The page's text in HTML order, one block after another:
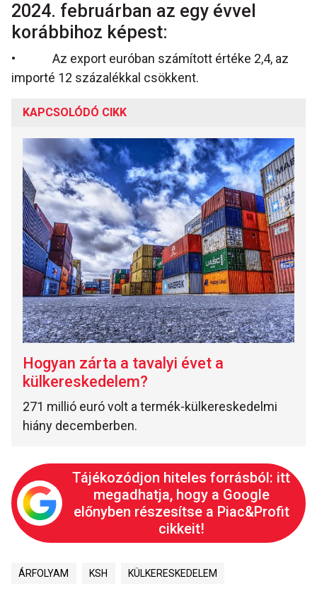
2024. februárban az egy évvel
korábbihoz képest:
• Az export euróban számított értéke 2,4, az
importé 12 százalékkal csökkent.
KAPCSOLÓDÓ CIKK
Hogyan zárta a tavalyi évet a
külkereskedelem?
271 millió euró volt a termék-külkereskedelmi
hiány decemberben.
Tájékozódjon hiteles forrásból: itt
megadhatja, hogy a Google
előnyben részesítse a Piac&Profit
cikkeit!
ÁRFOLYAM KSH KÜLKERESKEDELEM